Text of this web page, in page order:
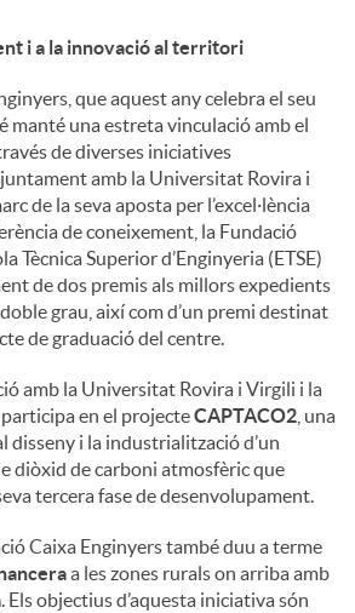
i a la innovació al territori
que aquest any celebra el seu
manté una estreta vinculació amb el
de diverses iniciatives
amb la Universitat Rovira i
de la seva aposta per l’excel·lència
de coneixement, la Fundació
Tècnica Superior d’Enginyeria (ETSE)
de dos premis als millors expedients
grau, així com d’un premi destinat
de graduació del centre.
amb la Universitat Rovira i Virgili i la
en el projecteCAPTACO2 , una
disseny i la industrialització d’un
diòxid de carboni atmosfèric que
tercera fase de desenvolupament.
Caixa Enginyers també duu a terme
a les zones rurals on arriba amb
. Els objectius d’aquesta iniciativa són